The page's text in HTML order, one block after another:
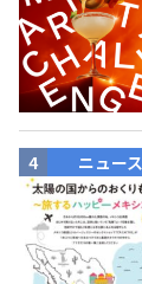
About
ニュース